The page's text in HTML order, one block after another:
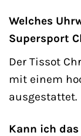
Welches
Supersport
Der Tissot
mit einem
ausgestattet.
Kann ich